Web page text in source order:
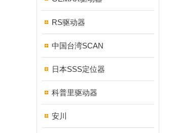
RS驱动器
中国台湾SCAN
日本SSS定位器
科普里驱动器
安川